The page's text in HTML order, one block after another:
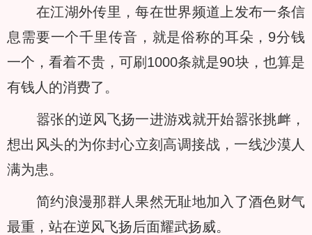
在江湖外传里，每在世界频道上发布一条信
息需要一个千里传音，就是俗称的耳朵，9分钱
一个，看着不贵，可刷1000条就是90块，也算是
有钱人的消费了。
嚣张的逆风飞扬一进游戏就开始嚣张挑衅，
想出风头的为你封心立刻高调接战，一线沙漠人
满为患。
简约浪漫那群人果然无耻地加入了酒色财气
最重，站在逆风飞扬后面耀武扬威。